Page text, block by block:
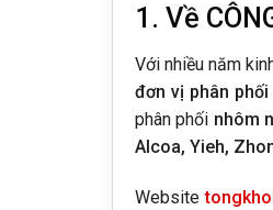
1. Về
Với nhiều năm
đơn vị phân
phân phối nhôm
Alcoa, Yieh,
Website